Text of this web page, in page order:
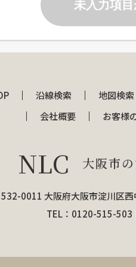
未入力項
沿線検索 地図検索
会社概要
お客様
NLC 大阪市
0011 大阪府大阪市淀川区
TEL：0120-515-503